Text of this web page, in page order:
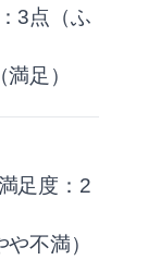
3点（ふ
足）
足度：2
不満）